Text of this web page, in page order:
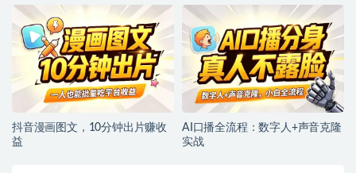
抖音漫画图文，10分钟出片赚收
益
AI口播全流程：数字人+声音克隆
实战